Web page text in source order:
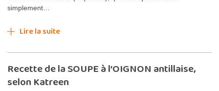
simplement…
Lire la suite
Recette de la SOUPE à l’OIGNON antillaise,
selon Katreen